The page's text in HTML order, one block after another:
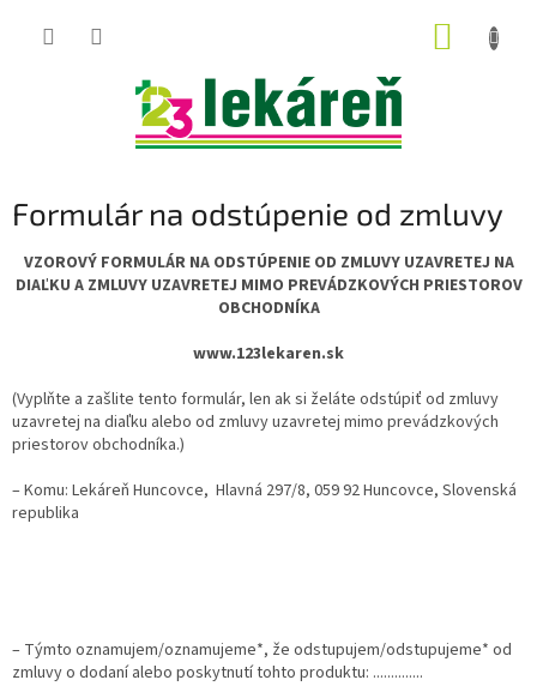
Formulár na odstúpenie od zmluvy
VZOROVÝ FORMULÁR NA ODSTÚPENIE OD ZMLUVY UZAVRETEJ NA
DIAĽKU A ZMLUVY UZAVRETEJ MIMO PREVÁDZKOVÝCH PRIESTOROV
OBCHODNÍKA
www.123lekaren.sk
(Vyplňte a zašlite tento formulár, len ak si želáte odstúpiť od zmluvy
uzavretej na diaľku alebo od zmluvy uzavretej mimo prevádzkových
priestorov obchodníka.)
– Komu: Lekáreň Huncovce, Hlavná 297/8, 059 92 Huncovce, Slovenská
republika
– Týmto oznamujem/oznamujeme*, že odstupujem/odstupujeme* od
zmluvy o dodaní alebo poskytnutí tohto produktu: ..............